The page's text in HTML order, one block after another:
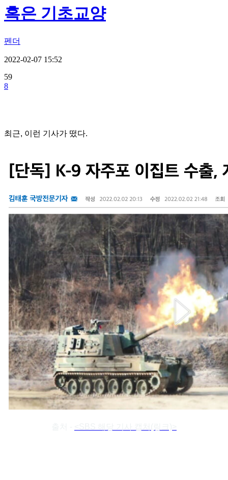
혹은 기초교양
펜더
2022-02-07 15:52
59
8
최근, 이런 기사가 떴다.